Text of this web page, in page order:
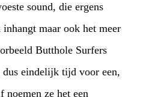
sound, die ergens
inhangt maar ook het meer
Butthole Surfers
eindelijk tijd voor een,
noemen ze het een